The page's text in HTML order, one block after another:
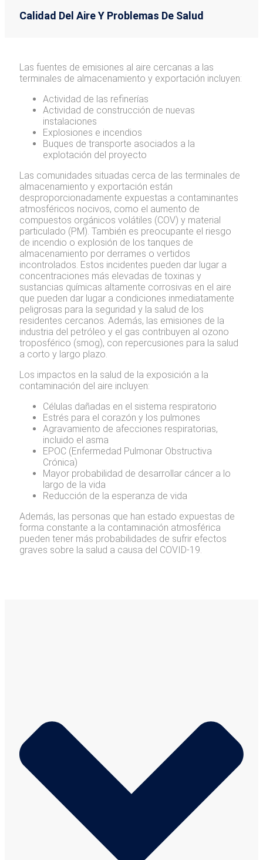
Calidad Del Aire Y Problemas De Salud
Las fuentes de emisiones al aire cercanas a las
terminales de almacenamiento y exportación incluyen:
Actividad de las refinerías
Actividad de construcción de nuevas
instalaciones
Explosiones e incendios
Buques de transporte asociados a la
explotación del proyecto
Las comunidades situadas cerca de las terminales de
almacenamiento y exportación están
desproporcionadamente expuestas a contaminantes
atmosféricos nocivos, como el aumento de
compuestos orgánicos volátiles (COV) y material
particulado (PM). También es preocupante el riesgo
de incendio o explosión de los tanques de
almacenamiento por derrames o vertidos
incontrolados. Estos incidentes pueden dar lugar a
concentraciones más elevadas de toxinas y
sustancias químicas altamente corrosivas en el aire
que pueden dar lugar a condiciones inmediatamente
peligrosas para la seguridad y la salud de los
residentes cercanos. Además, las emisiones de la
industria del petróleo y el gas contribuyen al ozono
troposférico (smog), con repercusiones para la salud
a corto y largo plazo.
Los impactos en la salud de la exposición a la
contaminación del aire incluyen:
Células dañadas en el sistema respiratorio
Estrés para el corazón y los pulmones
Agravamiento de afecciones respiratorias,
incluido el asma
EPOC (Enfermedad Pulmonar Obstructiva
Crónica)
Mayor probabilidad de desarrollar cáncer a lo
largo de la vida
Reducción de la esperanza de vida
Además, las personas que han estado expuestas de
forma constante a la contaminación atmosférica
pueden tener más probabilidades de sufrir efectos
graves sobre la salud a causa del COVID-19.